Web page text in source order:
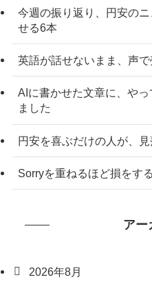
今週の振り返り、円安の
せる6本
英語が話せないまま、声
AIに書かせた文章に、や
ました
円安を喜ぶだけの人が、
Sorryを重ねるほど損をす
アー
2026年8月